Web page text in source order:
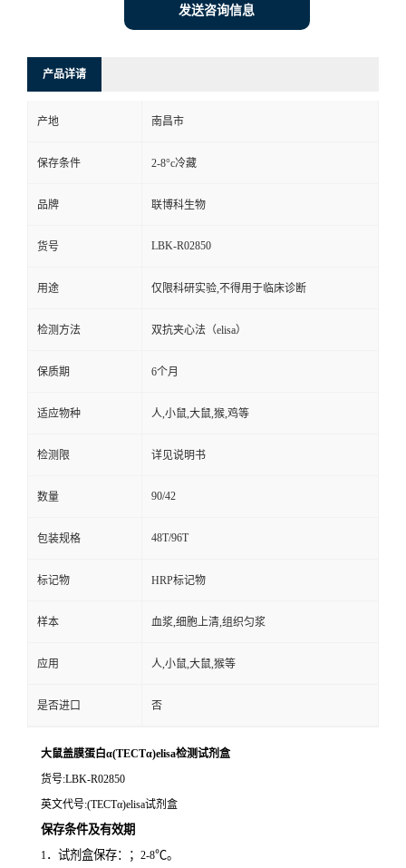
发送咨询信息
产品详请
产地 南昌市
保存条件 2-8°c冷藏
品牌 联博科生物
货号 LBK-R02850
用途 仅限科研实验,不得用于临床诊断
检测方法 双抗夹心法（elisa）
保质期 6个月
适应物种 人,小鼠,大鼠,猴,鸡等
检测限 详见说明书
数量 90/42
包装规格 48T/96T
标记物 HRP标记物
样本 血浆,细胞上清,组织匀浆
应用 人,小鼠,大鼠,猴等
是否进口 否
大鼠盖膜蛋白α(TECTα)elisa检测试剂盒
货号:LBK-R02850
英文代号:(TECTα)elisa试剂盒
保存条件及有效期
1．试剂盒保存：； 2-8℃。